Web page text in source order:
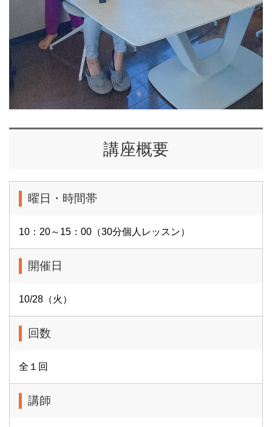
講座概要
曜日・時間帯
10：20～15：00（30分個人レッスン）
開催日
10/28（火）
回数
全１回
講師